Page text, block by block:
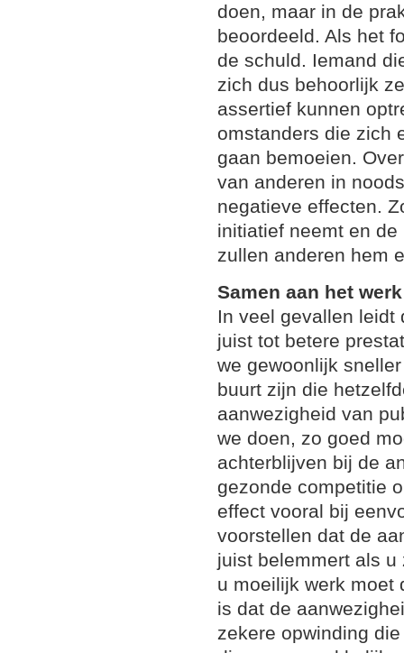
doen, maar in de
beoordeeld. Als het
de schuld. Iemand
zich dus behoorlijk
assertief kunnen
omstanders die zich
gaan bemoeien.
van anderen in
negatieve effecten.
initiatief neemt en
zullen anderen hem
Samen aan het werk
In veel gevallen leidt
juist tot betere
we gewoonlijk
buurt zijn die
aanwezigheid van
we doen, zo goed
achterblijven bij de
gezonde competitie
effect vooral bij
voorstellen dat de
juist belemmert als
u moeilijk werk moet
is dat de
zekere opwinding